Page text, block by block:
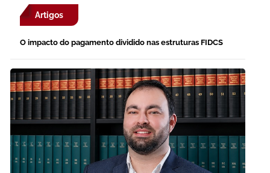
Artigos
O impacto do pagamento dividido nas estruturas FIDCS